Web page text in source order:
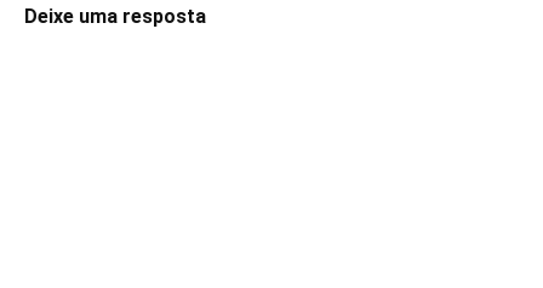
Deixe uma resposta